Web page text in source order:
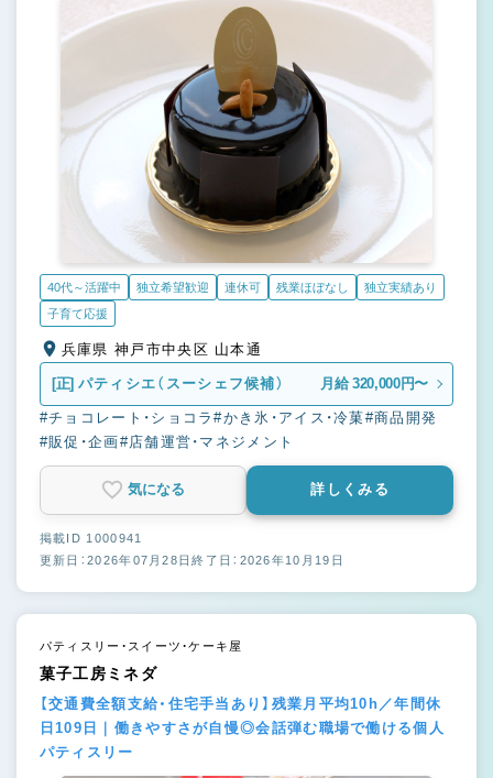
40代～活躍中 独立希望歓迎 連休可 残業ほぼなし
独立実績あり
子育て応援
兵庫県 神戸市中央区 山本通
[正] パティシエ（スーシェフ候補） 月給 320,000円〜
#チョコレート・ショコラ#かき氷・アイス・冷菓#商品開発
#販促・企画#店舗運営・マネジメント
気になる 詳しくみる
掲載ID 1000941
更新日：2026年07月28日終了日：2026年10月19日
パティスリー・スイーツ・ケーキ屋
菓子工房ミネダ
【交通費全額支給・住宅手当あり】残業月平均10h／年間休
日109日｜働きやすさが自慢◎会話弾む職場で働ける個人
パティスリー